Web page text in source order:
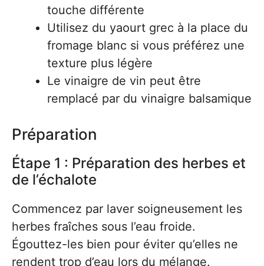
touche différente
Utilisez du yaourt grec à la place du
fromage blanc si vous préférez une
texture plus légère
Le vinaigre de vin peut être
remplacé par du vinaigre balsamique
Préparation
Étape 1 : Préparation des herbes et
de l’échalote
Commencez par laver soigneusement les
herbes fraîches sous l’eau froide.
Égouttez-les bien pour éviter qu’elles ne
rendent trop d’eau lors du mélange.